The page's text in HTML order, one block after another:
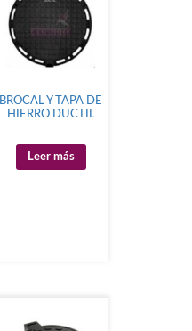
BROCAL Y TAPA DE
HIERRO DUCTIL
Leer más